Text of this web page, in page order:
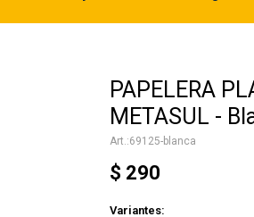
PAPELERA
METASUL -
69125-blanca
$ 290
Variantes: